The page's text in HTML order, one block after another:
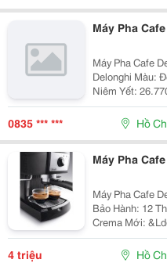
Máy Pha
Máy Pha Cafe
Delonghi Màu:
Niêm Yết: 26.770.000 Vnđ Chi
Compact
Năng Nhỏ Gọn.
0835 *** *** Hồ
Máy Pha
Máy Pha Cafe Delonghi Ec
Bảo Hành: 12 Tháng Màu: Đen Và Bạc Chi
Crema Mới:
Mới Thích Hợp
Hệ Thống
4 triệu Hồ